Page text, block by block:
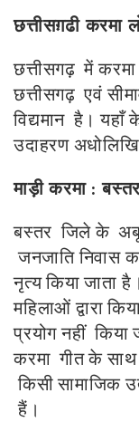
छत्तीसग़ढी करमा
छत्तीसगढ़ में
छत्तीसगढ़ एवं
विद्यमान है।
उदाहरण
माड़ी करमा :
बस्तर जिले के
जनजाति निवास
नृत्य किया जाता
महिलाओं द्वारा
प्रयोग नहीं किया
करमा गीत के साथ
किसी सामाजिक
हैं।